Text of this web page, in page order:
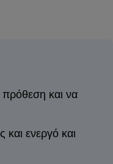
πρόθεση και να
ενεργό και